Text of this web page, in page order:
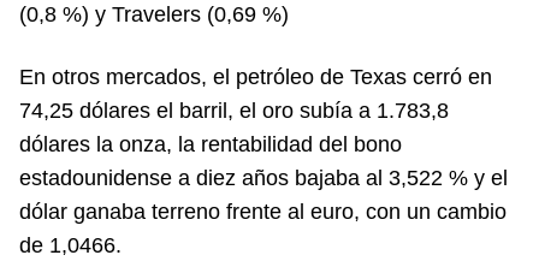
(0,8 %) y Travelers (0,69 %)
En otros mercados, el petróleo de Texas cerró en
74,25 dólares el barril, el oro subía a 1.783,8
dólares la onza, la rentabilidad del bono
estadounidense a diez años bajaba al 3,522 % y el
dólar ganaba terreno frente al euro, con un cambio
de 1,0466.